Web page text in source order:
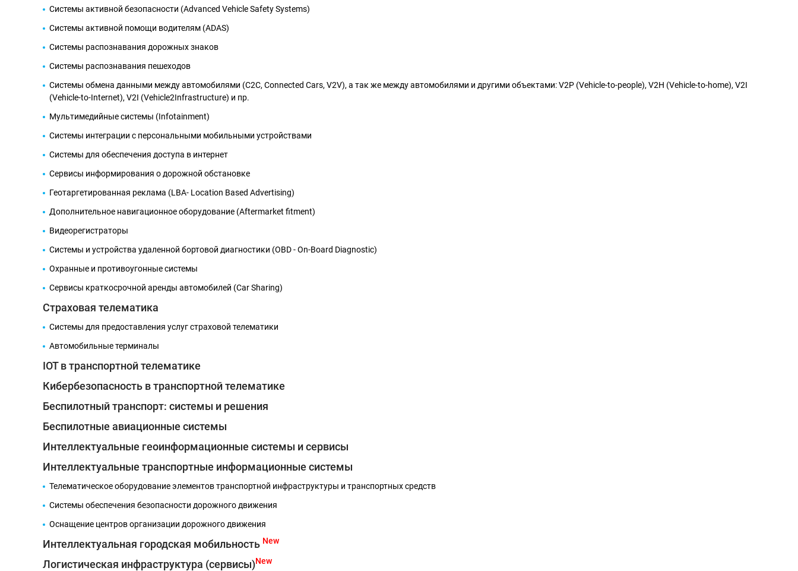
Системы активной безопасности (Advanced Vehicle Safety Systems)
Системы активной помощи водителям (ADAS)
Системы распознавания дорожных знаков
Системы распознавания пешеходов
Системы обмена данными между автомобилями (C2C, Connected Cars, V2V), а так же между автомобилями и другими объектами: V2P (Vehicle-to-people), V2H (Vehicle-to-home), V2I
(Vehicle-to-Internet), V2I (Vehicle2Infrastructure) и пр.
Мультимедийные системы (Infotainment)
Системы интеграции с персональными мобильными устройствами
Системы для обеспечения доступа в интернет
Сервисы информирования о дорожной обстановке
Геотаргетированная реклама (LBA- Location Based Advertising)
Дополнительное навигационное оборудование (Аftermarket fitment)
Видеорегистраторы
Системы и устройства удаленной бортовой диагностики (OBD - On-Board Diagnostic)
Охранные и противоугонные системы
Сервисы краткосрочной аренды автомобилей (Car Sharing)
Страховая телематика
Системы для предоставления услуг страховой телематики
Автомобильные терминалы
IOT в транспортной телематике
Кибербезопасность в транспортной телематике
Беспилотный транспорт: системы и решения
Беспилотные авиационные системы
Интеллектуальные геоинформационные системы и сервисы
Интеллектуальные транспортные информационные системы
Телематическое оборудование элементов транспортной инфраструктуры и транспортных средств
Системы обеспечения безопасности дорожного движения
Оснащение центров организации дорожного движения
Интеллектуальная городская мобильность New
Логистическая инфраструктура (сервисы)New